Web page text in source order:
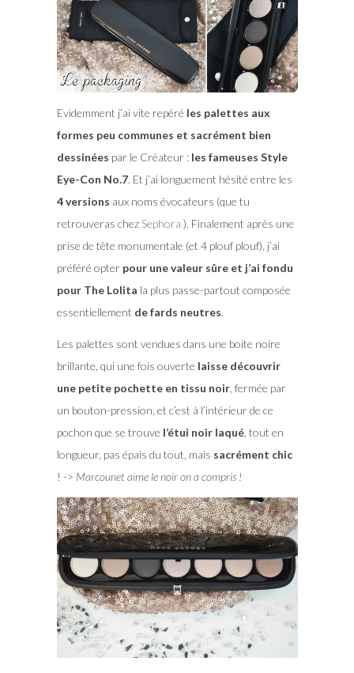
Evidemment j’ai vite repéré les palettes aux
formes peu communes et sacrément bien
dessinées par le Créateur : les fameuses Style
Eye-Con No.7. Et j’ai longuement hésité entre les
4 versions aux noms évocateurs (que tu
retrouveras chez Sephora ). Finalement après une
prise de tête monumentale (et 4 plouf plouf), j’ai
préféré opter pour une valeur sûre et j’ai fondu
pour The Lolita la plus passe-partout composée
essentiellement de fards neutres.
Les palettes sont vendues dans une boite noire
brillante, qui une fois ouverte laisse découvrir
une petite pochette en tissu noir, fermée par
un bouton-pression, et c’est à l’intérieur de ce
pochon que se trouve l’étui noir laqué, tout en
longueur, pas épais du tout, mais sacrément chic
! -> Marcounet aime le noir on a compris !